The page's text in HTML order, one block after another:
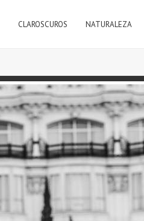
CLAROSCUROS NATURALEZA